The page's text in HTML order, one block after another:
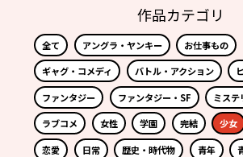
作品カテゴリ
全て アングラ・ヤンキー お仕事もの
ギャグ・コメディ バトル・アクション
ファンタジー ファンタジー・SF ミステ
ラブコメ 女性 学園 完結 少女
恋愛 日常 歴史・時代物 青年